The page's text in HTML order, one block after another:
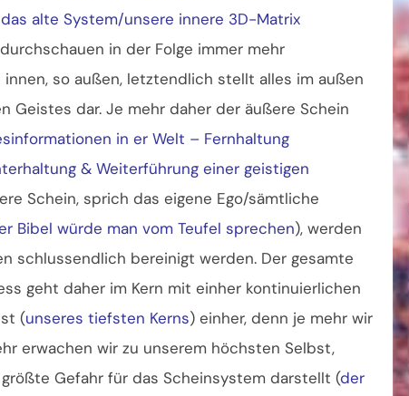
alte System/unsere innere 3D-Matrix
in der Folge immer mehr
so außen, letztendlich stellt alles im außen
Geistes dar. Je mehr daher der äußere Schein
in er Welt – Fernhaltung
& Weiterführung einer geistigen
Schein, sprich das eigene Ego/sämtliche
Bibel würde man vom Teufel sprechen), werden
schlussendlich bereinigt werden. Der gesamte
geht daher im Kern mit einher kontinuierlichen
(unseres tiefsten Kerns) einher, denn je mehr wir
erwachen wir zu unserem höchsten Selbst,
Gefahr für das Scheinsystem darstellt (der